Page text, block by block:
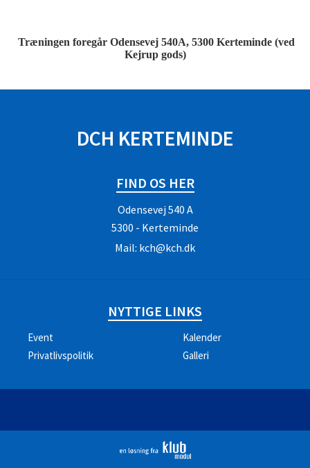
Træningen foregår Odensevej 540A, 5300 Kerteminde (ved
Kejrup gods)
DCH KERTEMINDE
FIND OS HER
Odensevej 540 A
5300 - Kerteminde
Mail: kch@kch.dk
NYTTIGE LINKS
Event
Kalender
Privatlivspolitik
Galleri